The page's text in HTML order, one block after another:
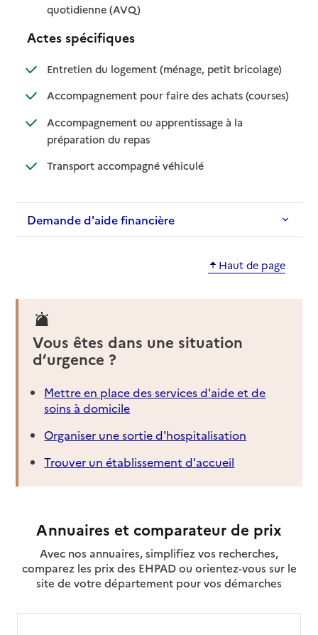
quotidienne (AVQ): disponible
: non disponible
Actes spécifiques
Entretien du logement (ménage, petit bricolage): disponible
: non
Accompagnement pour faire des achats (courses)
:
: non
Accompagnement ou apprentissage à la
préparation du repas: disponible
: non disponible
Transport accompagné véhiculé: disponible
: non disponible
Demande d'aide financière
Haut de page
Vous êtes dans une situation
d’urgence ?
Mettre en place des services d'aide et de
soins à domicile
Organiser une sortie d'hospitalisation
Trouver un établissement d'accueil
Annuaires et comparateur de prix
Avec nos annuaires, simplifiez vos recherches,
comparez les prix des EHPAD ou orientez-vous sur le
site de votre département pour vos démarches